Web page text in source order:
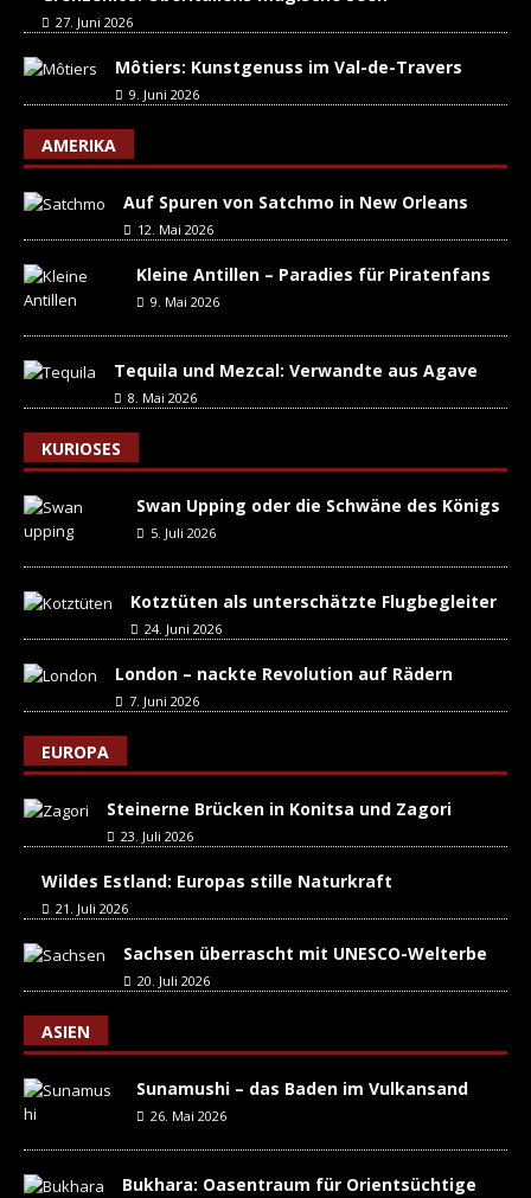
27. Juni 2026
Môtiers: Kunstgenuss im Val-de-Travers
9. Juni 2026
AMERIKA
Auf Spuren von Satchmo in New Orleans
12. Mai 2026
Kleine Antillen – Paradies für Piratenfans
9. Mai 2026
Tequila und Mezcal: Verwandte aus Agave
8. Mai 2026
KURIOSES
Swan Upping oder die Schwäne des Königs
5. Juli 2026
Kotztüten als unterschätzte Flugbegleiter
24. Juni 2026
London – nackte Revolution auf Rädern
7. Juni 2026
EUROPA
Steinerne Brücken in Konitsa und Zagori
23. Juli 2026
Wildes Estland: Europas stille Naturkraft
21. Juli 2026
Sachsen überrascht mit UNESCO-Welterbe
20. Juli 2026
ASIEN
Sunamushi – das Baden im Vulkansand
26. Mai 2026
Bukhara: Oasentraum für Orientsüchtige